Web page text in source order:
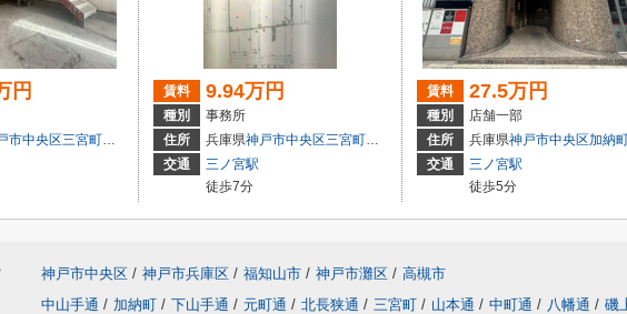
円
市中央区三宮町 ２丁目9-3
賃料 9.94万円
種別
事務所
住所
兵庫県神戸市中央区三宮町 １丁目
交通
三ノ宮駅
徒歩7分
賃料 27.5万円
種別
店舗一部
住所
兵庫県神戸市中央区加納
交通
三ノ宮駅
徒歩5分
神戸市中央区 / 神戸市兵庫区 / 福知山市 / 神戸市灘区 / 高槻市
中山手通 / 加納町 / 下山手通 / 元町通 / 北長狭通 / 三宮町 / 山本通 / 中町通 / 八幡通 / 磯